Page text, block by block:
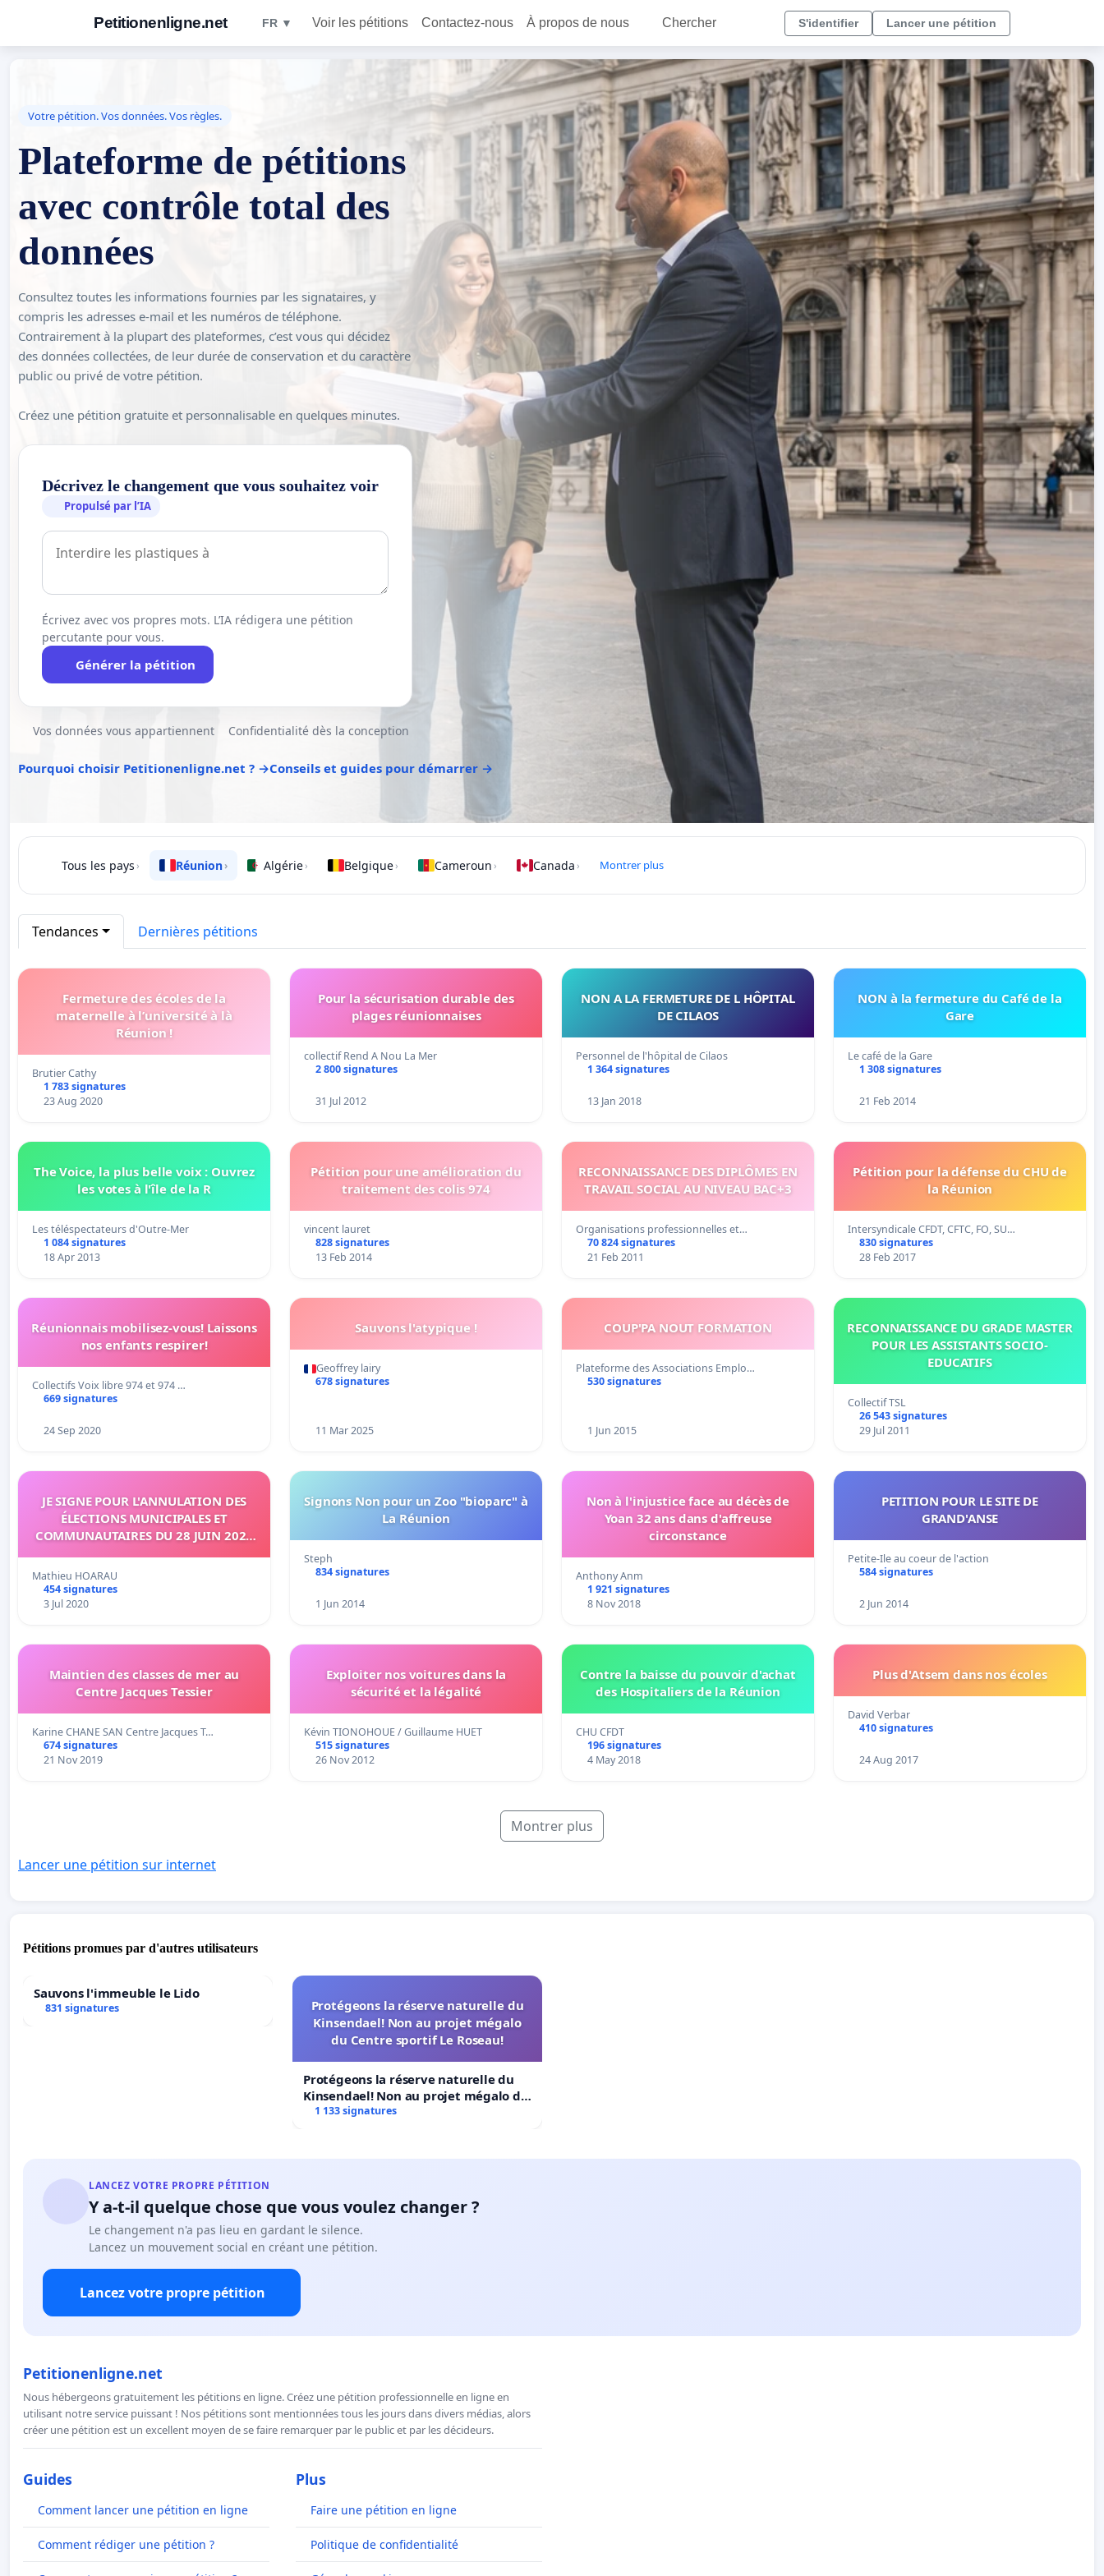
Petitionenligne.net FR ▼ Voir les pétitions Contactez-nous À propos de nous Chercher S'identifier Lancer une pétition
Votre pétition. Vos données. Vos règles.
Plateforme de pétitions
avec contrôle total des
données
Consultez toutes les informations fournies par les signataires, y
compris les adresses e-mail et les numéros de téléphone.
Contrairement à la plupart des plateformes, c’est vous qui décidez
des données collectées, de leur durée de conservation et du caractère
public ou privé de votre pétition.
Créez une pétition gratuite et personnalisable en quelques minutes.
Décrivez le changement que vous souhaitez voir
Propulsé par l’IA
Écrivez avec vos propres mots. L’IA rédigera une pétition
percutante pour vous.
Générer la pétition
Vos données vous appartiennent Confidentialité dès la conception
Pourquoi choisir Petitionenligne.net ? →Conseils et guides pour démarrer →
Tous les pays › Réunion› Algérie› Belgique› Cameroun › Canada › Montrer plus
Tendances Dernières pétitions
Fermeture des écoles de la
maternelle à l’université à là
Réunion !
Brutier Cathy
1 783 signatures
23 Aug 2020
Pour la sécurisation durable des
plages réunionnaises
collectif Rend A Nou La Mer
2 800 signatures
31 Jul 2012
NON A LA FERMETURE DE L HÔPITAL
DE CILAOS
Personnel de l'hôpital de Cilaos
1 364 signatures
13 Jan 2018
NON à la fermeture du Café de la
Gare
Le café de la Gare
1 308 signatures
21 Feb 2014
The Voice, la plus belle voix : Ouvrez
les votes à l'île de la R
Les téléspectateurs d'Outre-Mer
1 084 signatures
18 Apr 2013
Pétition pour une amélioration du
traitement des colis 974
vincent lauret
828 signatures
13 Feb 2014
RECONNAISSANCE DES DIPLÔMES EN
TRAVAIL SOCIAL AU NIVEAU BAC+3
Organisations professionnelles et…
70 824 signatures
21 Feb 2011
Pétition pour la défense du CHU de
la Réunion
Intersyndicale CFDT, CFTC, FO, SU…
830 signatures
28 Feb 2017
Réunionnais mobilisez-vous! Laissons
nos enfants respirer!
Collectifs Voix libre 974 et 974 …
669 signatures
24 Sep 2020
Sauvons l'atypique !
Geoffrey lairy
678 signatures
11 Mar 2025
COUP'PA NOUT FORMATION
Plateforme des Associations Emplo…
530 signatures
1 Jun 2015
RECONNAISSANCE DU GRADE MASTER
POUR LES ASSISTANTS SOCIO-
EDUCATIFS
Collectif TSL
26 543 signatures
29 Jul 2011
JE SIGNE POUR L'ANNULATION DES
ÉLECTIONS MUNICIPALES ET
COMMUNAUTAIRES DU 28 JUIN 2020
Mathieu HOARAU
454 signatures
3 Jul 2020
Signons Non pour un Zoo "bioparc" à
La Réunion
Steph
834 signatures
1 Jun 2014
Non à l'injustice face au décès de
Yoan 32 ans dans d'affreuse
circonstance
Anthony Anm
1 921 signatures
8 Nov 2018
PETITION POUR LE SITE DE
GRAND'ANSE
Petite-Ile au coeur de l'action
584 signatures
2 Jun 2014
Maintien des classes de mer au
Centre Jacques Tessier
Karine CHANE SAN Centre Jacques T…
674 signatures
21 Nov 2019
Exploiter nos voitures dans la
sécurité et la légalité
Kévin TIONOHOUE / Guillaume HUET
515 signatures
26 Nov 2012
Contre la baisse du pouvoir d'achat
des Hospitaliers de la Réunion
CHU CFDT
196 signatures
4 May 2018
Plus d'Atsem dans nos écoles
David Verbar
410 signatures
24 Aug 2017
Montrer plus
Lancer une pétition sur internet
Pétitions promues par d'autres utilisateurs
Sauvons l'immeuble le Lido
831 signatures
Protégeons la réserve naturelle du
Kinsendael! Non au projet mégalo
du Centre sportif Le Roseau!
Protégeons la réserve naturelle du
Kinsendael! Non au projet mégalo du
Centre sportif Le Roseau!
1 133 signatures
LANCEZ VOTRE PROPRE PÉTITION
Y a-t-il quelque chose que vous voulez changer ?
Le changement n'a pas lieu en gardant le silence.
Lancez un mouvement social en créant une pétition.
Lancez votre propre pétition
Petitionenligne.net
Nous hébergeons gratuitement les pétitions en ligne. Créez une pétition professionnelle en ligne en
utilisant notre service puissant ! Nos pétitions sont mentionnées tous les jours dans divers médias, alors
créer une pétition est un excellent moyen de se faire remarquer par le public et par les décideurs.
Guides
Comment lancer une pétition en ligne
Comment rédiger une pétition ?
Plus
Faire une pétition en ligne
Politique de confidentialité